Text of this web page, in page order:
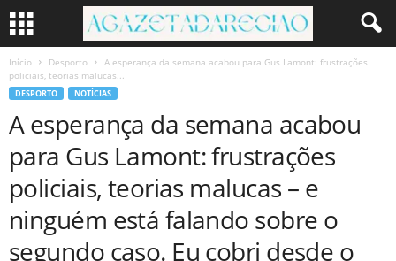
Início Desporto
A esperança da semana acabou para Gus Lamont: frustrações
policiais, teorias malucas...
DESPORTO NOTÍCIAS
A esperança da semana acabou
para Gus Lamont: frustrações
policiais, teorias malucas – e
ninguém está falando sobre o
segundo caso. Eu cobri desde o